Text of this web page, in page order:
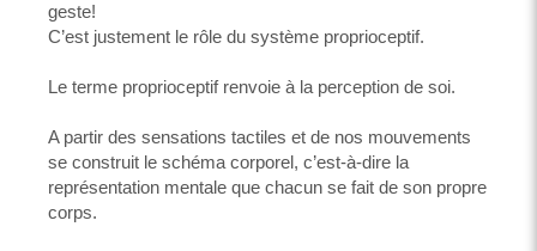
geste!
C’est justement le rôle du système proprioceptif.
Le terme proprioceptif renvoie à la perception de soi.
A partir des sensations tactiles et de nos mouvements
se construit le schéma corporel, c’est-à-dire la
représentation mentale que chacun se fait de son propre
corps.